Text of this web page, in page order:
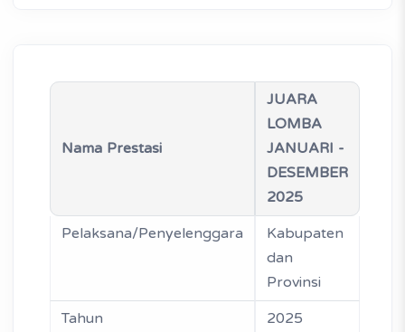
Nama Prestasi
JUARA
LOMBA
JANUARI -
DESEMBER
2025
Pelaksana/Penyelenggara
Kabupaten
dan
Provinsi
Tahun
2025